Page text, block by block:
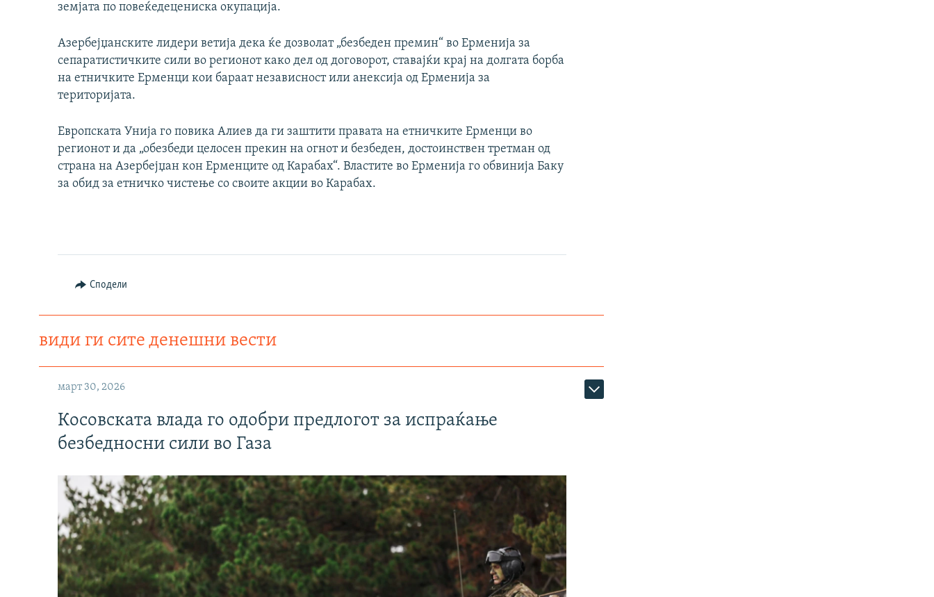
земјата по повеќедецениска окупација.
Азербејџанските лидери ветија дека ќе дозволат „безбеден премин“ во Ерменија за
сепаратистичките сили во регионот како дел од договорот, ставајќи крај на долгата борба
на етничките Ерменци кои бараат независност или анексија од Ерменија за
територијата.
Европската Унија го повика Алиев да ги заштити правата на етничките Ерменци во
регионот и да „обезбеди целосен прекин на огнот и безбеден, достоинствен третман од
страна на Азербејџан кон Ерменците од Карабах“. Властите во Ерменија го обвинија Баку
за обид за етничко чистење со своите акции во Карабах.
Сподели
види ги сите денешни вести
март 30, 2026
Косовската влада го одобри предлогот за испраќање
безбедносни сили во Газа